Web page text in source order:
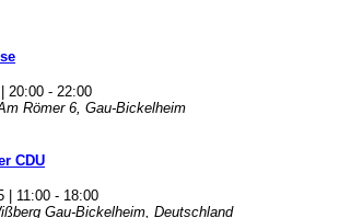
20:00 - 22:00
Römer 6, Gau-Bickelheim
CDU
| 11:00 - 18:00
Gau-Bickelheim, Deutschland